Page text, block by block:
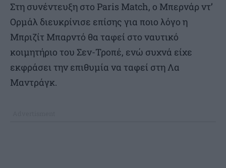
Στη συνέντευξη στο Paris Match, ο Μπερνάρ ντ’
Ορμάλ διευκρίνισε επίσης για ποιο λόγο η
Μπριζίτ Μπαρντό θα ταφεί στο ναυτικό
κοιμητήριο του Σεν-Τροπέ, ενώ συχνά είχε
εκφράσει την επιθυμία να ταφεί στη Λα
Μαντράγκ.